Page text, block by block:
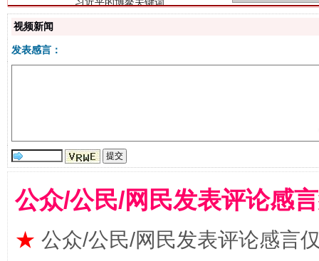
视频新闻
发表感言：
公众/公民/网民发表评论感
★ 公众/公民/网民发表评论感言